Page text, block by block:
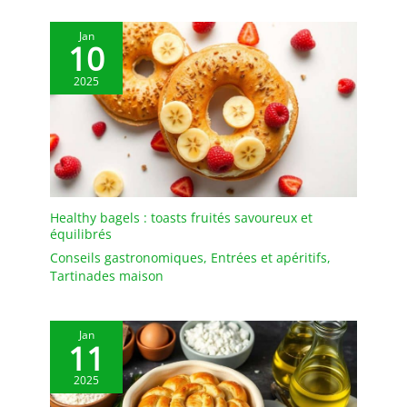
de nombreux
compliments!
PRATIQUE: Grande
capacité jusqu’à 1.5L
lorsqu’il est utilisé
comme une carafe, mais
il s’adapte également à la
plupart des portes de
réfrigérateur. Sans BPA, Il
a été conçu pour un
usage quotidien, et peut
lave-vaisselle. Grâce à
renverserez aucune des
délicieuses infusions que
vous avez préparées.
QUALITÉ SUPERIEURE:
Jan
10
2025
Healthy bagels : toasts fruités savoureux et
équilibrés
Conseils gastronomiques, Entrées et apéritifs,
Tartinades maison
Jan
11
2025